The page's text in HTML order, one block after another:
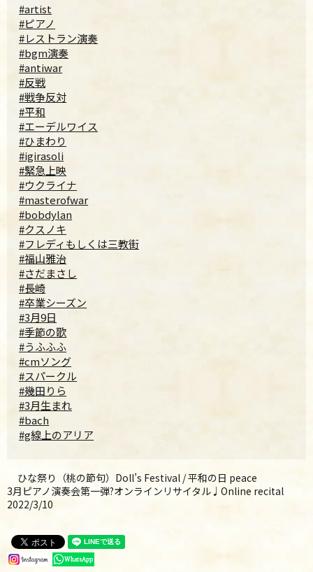
#artist
#ピアノ
#レストラン演奏
#bgm演奏
#antiwar
#反戦
#戦争反対
#平和
#エーデルワイス
#ひまわり
#igirasoli
#緊急上映
#ウクライナ
#masterofwar
#bobdylan
#クスノキ
#フレディもしくは三教街
#福山雅治
#さだまさし
#長崎
#卒業シーズン
#3月9日
#季節の歌
#うふふふ
#cmソング
#スパークル
#幾田りら
#3月生まれ
#bach
#g線上のアリア
ひな祭り（桃の節句）Doll’s Festival / 平和の日 peace
3月ピアノ演奏会第一弾?オンラインリサイタル♩Online recital
2022/3/10